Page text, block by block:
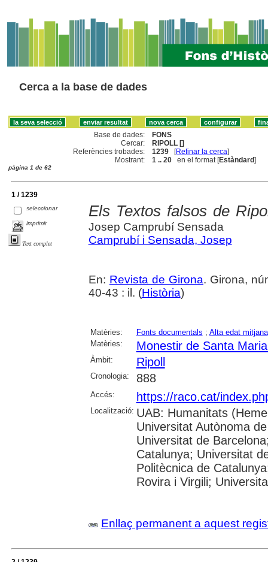
Cerca a la base de dades
Base de dades:
FONS
Cercar:
RIPOLL []
Referències trobades:
1239 [Refinar la cerca]
Mostrant:
1 .. 20 en el format [Estàndard]
pàgina 1 de 62
1 / 1239
seleccionar
imprimir
Text complet
Els Textos falsos de
Josep Camprubí Sensada
Camprubí i Sensada, Josep
En: Revista de Girona. Girona,
40-43 : il. (Història)
Matèries: Fonts documentals ; Alta edat mitjana
Matèries:
Monestir de Santa
Àmbit: Ripoll
Cronologia: 888
Accés: https://raco.cat/
Localització: UAB: Humanitats
Universitat Autònoma
Universitat de
Catalunya; Universitat
Politècnica de
Rovira i Virgili;
Enllaç permanent a aquest